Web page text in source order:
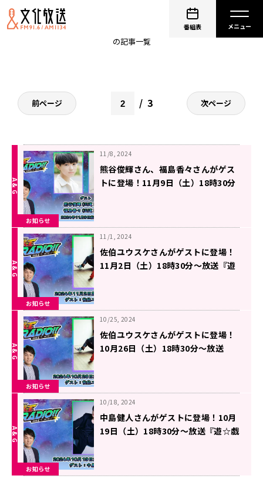
番組表
の記事一覧
前ページ 3 次ページ
お知らせ
11/8, 2024
熊谷俊輝さん、福島香々さんがゲス
トに登場！11月9日（土）18時30分
お知らせ
11/1, 2024
佐伯ユウスケさんがゲストに登場！
11月2日（土）18時30分～放送『遊
お知らせ
10/25, 2024
佐伯ユウスケさんがゲストに登場！
10月26日（土）18時30分～放送
お知らせ
10/18, 2024
中島健人さんがゲストに登場！10月
19日（土）18時30分～放送『遊☆戯